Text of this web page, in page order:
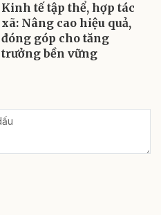
Kinh tế tập thể, hợp tác
xã: Nâng cao hiệu quả,
đóng góp cho tăng
trưởng bền vững